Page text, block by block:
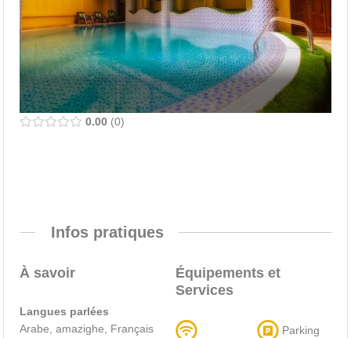
0.00 0
Infos pratiques
À savoir
Langues parlées
Arabe, amazighe, Français
Équipements et
Services
Parking